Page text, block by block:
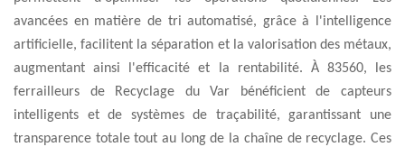
avancées en matière de tri automatisé, grâce à l'intelligence
artificielle, facilitent la séparation et la valorisation des métaux,
augmentant ainsi l'efficacité et la rentabilité. À 83560, les
ferrailleurs de Recyclage du Var bénéficient de capteurs
intelligents et de systèmes de traçabilité, garantissant une
transparence totale tout au long de la chaîne de recyclage. Ces